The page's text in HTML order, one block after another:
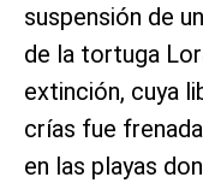
suspensión de
de la tortuga
extinción, cuya
crías fue
en las playas